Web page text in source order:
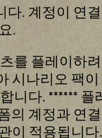
. 계정이 연
.
를 플레이하
시나리오 팩
니다. ******
의 계정과 연
이 적용됩니다.